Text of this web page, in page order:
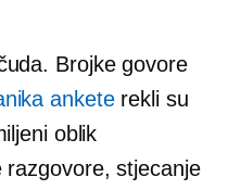
Brojke govore
anketerekli su
oblik
razgovore, stjecanje